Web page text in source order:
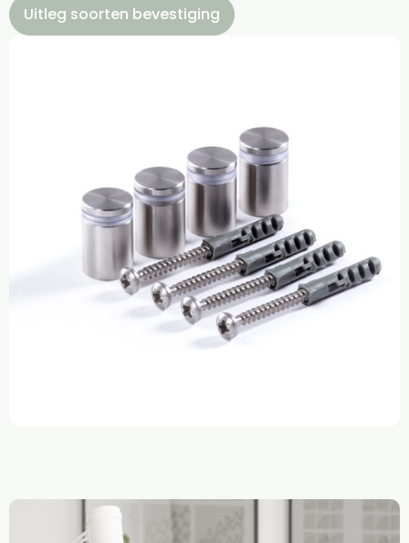
Uitleg soorten bevestiging